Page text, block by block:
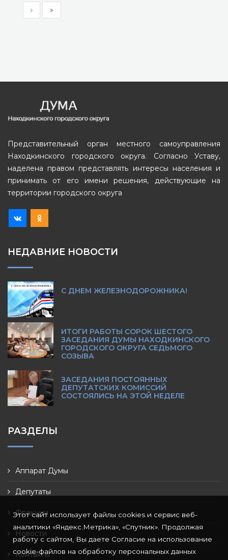
Представительный орган местного самоуправления
Находкинского городского округа. Согласно Уставу,
наделена правом представлять интересы населения и
принимать от его имени решения, действующие на
территории городского округа
НЕДАВНИЕ НОВОСТИ
С ДНЕМ ЖЕЛЕЗНОДОРОЖНИКА!
ИТОГИ РАБОТЫ СОРОК ШЕСТОГО
ЗАСЕДАНИЯ ДУМЫ НАХОДКИНСКОГО
ГОРОДСКОГО ОКРУГА СЕДЬМОГО
СОЗЫВА
ЗАСЕДАНИЯ ПОСТОЯННЫХ
ДЕПУТАТСКИХ КОМИССИЙ
СОСТОЯЛИСЬ НА ЭТОЙ НЕДЕЛЕ
РАЗДЕЛЫ
Аппарат Думы
Депутаты
Фракции
Новости
Контакты
Этот сайт использует файлы cookies и сервис веб-
аналитики «Яндекс.Метрика», «Спутник». Продолжая
работу с сайтом, Вы даете Согласие на использование
cookie-файлов на обработку персональных данных